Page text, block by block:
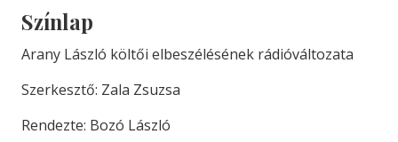
Színlap
Arany László költői elbeszélésének rádióváltozata
Szerkesztő: Zala Zsuzsa
Rendezte: Bozó László